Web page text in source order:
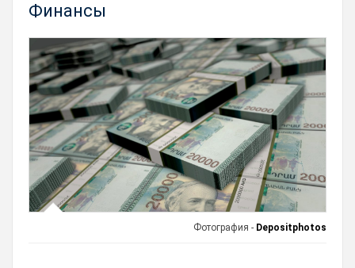
Финансы
Фотография - Depositphotos